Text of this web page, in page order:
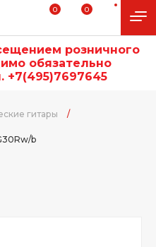
0 0
розничного
обязательно
+7(495)7697645
гитары
/
b